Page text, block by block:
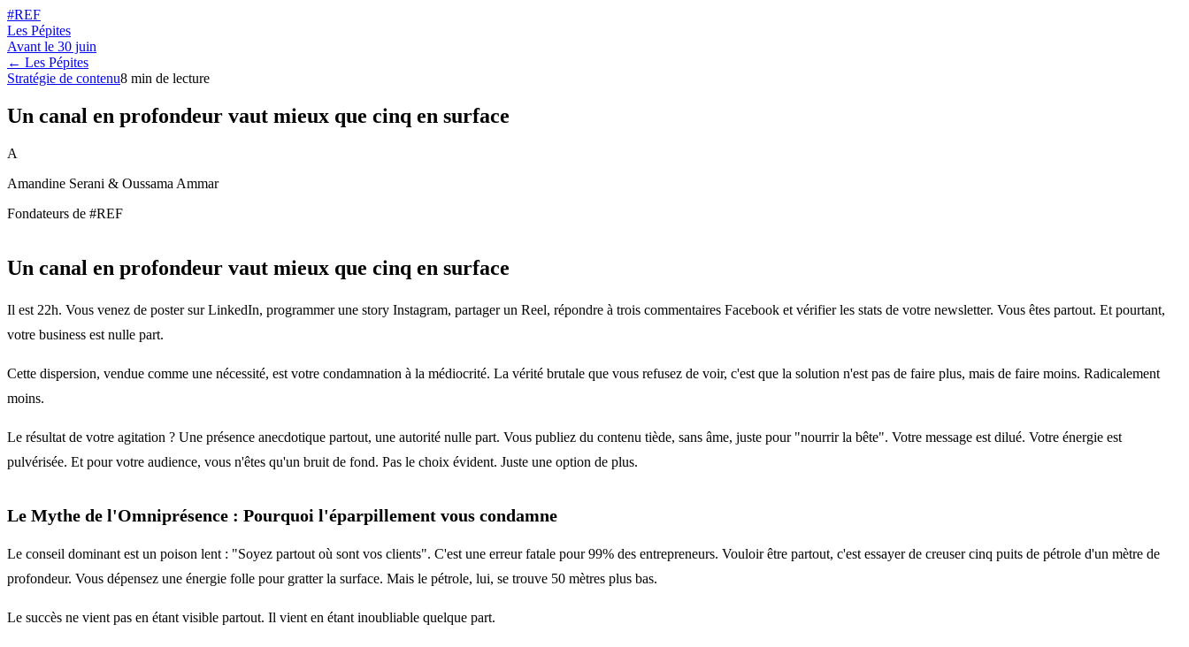
#REF
Les Pépites
Avant le 30 juin
← Les Pépites
Stratégie de contenu8 min de lecture
Un canal en profondeur vaut mieux que cinq en surface
A
Amandine Serani & Oussama Ammar
Fondateurs de #REF
Un canal en profondeur vaut mieux que cinq en surface
Il est 22h. Vous venez de poster sur LinkedIn, programmer une story Instagram, partager un Reel, répondre à trois commentaires Facebook et vérifier les stats de votre newsletter. Vous êtes partout. Et pourtant,
votre business est nulle part.
Cette dispersion, vendue comme une nécessité, est votre condamnation à la médiocrité. La vérité brutale que vous refusez de voir, c'est que la solution n'est pas de faire plus, mais de faire moins. Radicalement
moins.
Le résultat de votre agitation ? Une présence anecdotique partout, une autorité nulle part. Vous publiez du contenu tiède, sans âme, juste pour "nourrir la bête". Votre message est dilué. Votre énergie est
pulvérisée. Et pour votre audience, vous n'êtes qu'un bruit de fond. Pas le choix évident. Juste une option de plus.
Le Mythe de l'Omniprésence : Pourquoi l'éparpillement vous condamne
Le conseil dominant est un poison lent : "Soyez partout où sont vos clients". C'est une erreur fatale pour 99% des entrepreneurs. Vouloir être partout, c'est essayer de creuser cinq puits de pétrole d'un mètre de
profondeur. Vous dépensez une énergie folle pour gratter la surface. Mais le pétrole, lui, se trouve 50 mètres plus bas.
Le succès ne vient pas en étant visible partout. Il vient en étant inoubliable quelque part.